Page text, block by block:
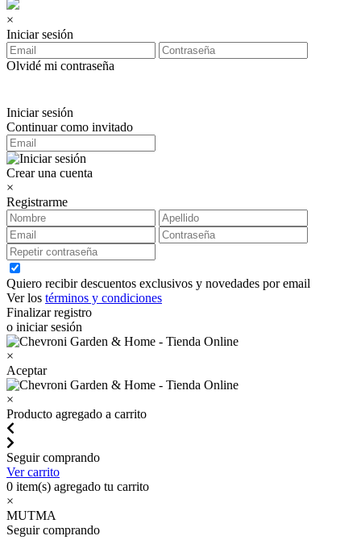
×
Iniciar sesión
Olvidé mi contraseña
Iniciar sesión
Continuar como invitado
Crear una cuenta
×
Registrarme
Quiero recibir descuentos exclusivos y novedades por email
Ver los términos y condiciones
Finalizar registro
o iniciar sesión
×
Aceptar
×
Producto agregado a carrito
Seguir comprando
Ver carrito
0 item(s) agregado tu carrito
×
MUTMA
Seguir comprando